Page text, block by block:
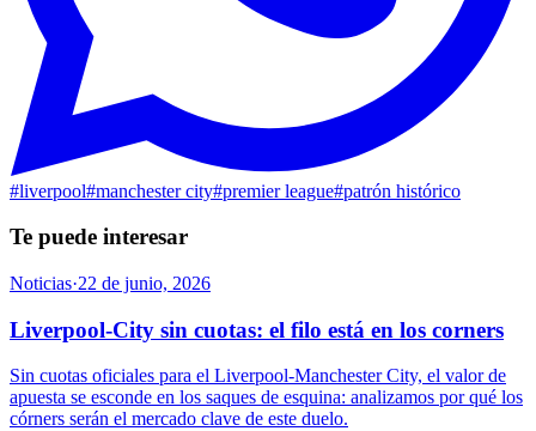
#liverpool#manchester city#premier league#patrón histórico
Te puede interesar
Noticias·22 de junio, 2026
Liverpool-City sin cuotas: el filo está en los corners
Sin cuotas oficiales para el Liverpool-Manchester City, el valor de
apuesta se esconde en los saques de esquina: analizamos por qué los
córners serán el mercado clave de este duelo.